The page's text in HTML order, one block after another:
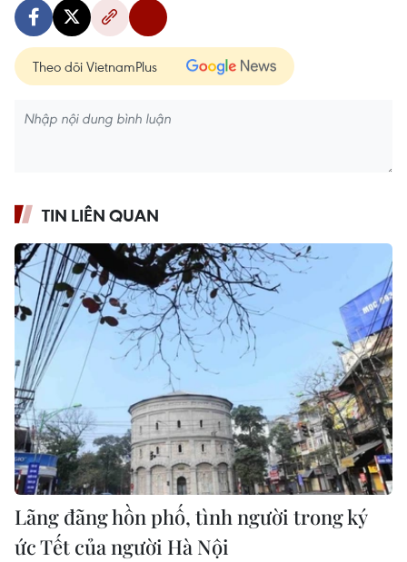
Theo dõi VietnamPlus
TIN LIÊN QUAN
Lãng đãng hồn phố, tình người trong ký
ức Tết của người Hà Nội